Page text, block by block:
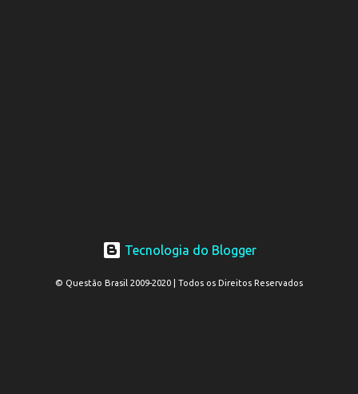
Tecnologia do Blogger
© Questão Brasil 2009-2020 | Todos os Direitos Reservados